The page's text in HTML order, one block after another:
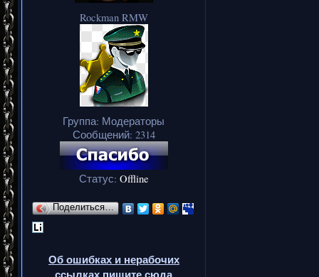
Rockman RMW
Группа: Модераторы
Сообщений: 2314
Статус: Offline
Поделиться…
Об ошибках и нерабочих